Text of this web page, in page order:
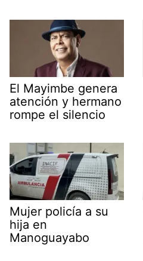
El Mayimbe genera
atención y hermano
rompe el silencio
Mujer policía a su
hija en
Manoguayabo